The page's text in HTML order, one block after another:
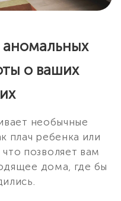
о ваших
необычные
плач ребенка или
позволяет вам
дома, где бы